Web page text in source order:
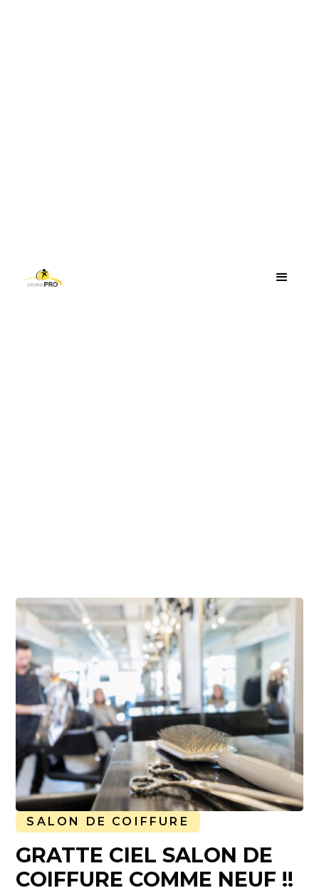
SALON DE COIFFURE
GRATTE CIEL SALON DE
COIFFURE COMME NEUF !!